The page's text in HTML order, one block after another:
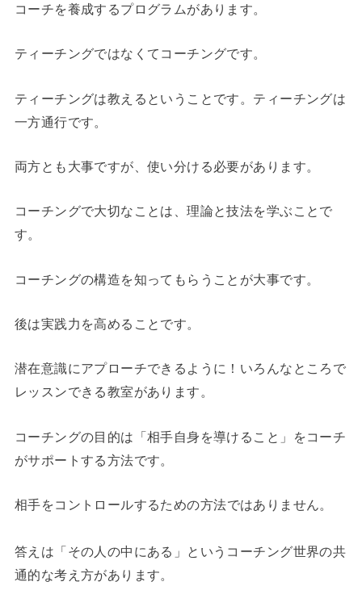
コーチを養成するプログラムがあります。
ティーチングではなくてコーチングです。
ティーチングは教えるということです。ティーチングは
一方通行です。
両方とも大事ですが、使い分ける必要があります。
コーチングで大切なことは、理論と技法を学ぶことで
す。
コーチングの構造を知ってもらうことが大事です。
後は実践力を高めることです。
潜在意識にアプローチできるように！ いろんなところで
レッスンできる教室があります。
コーチングの目的は「相手自身を導けること」をコーチ
がサポートする方法です。
相手をコントロールするための方法ではありません。
答えは「その人の中にある」というコーチング世界の共
通的な考え方があります。